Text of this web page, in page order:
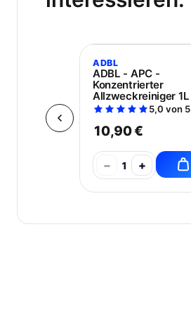
ADBL
ADBL - APC -
Konzentrierter
Allzweckreiniger 1L
5,0 von 5
10,90 €
− 1 +